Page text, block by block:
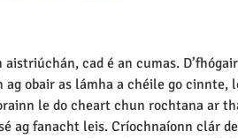
cad é an cumas.
obair as lámha a chéile go
le do cheart chun rochtana ar
ag fanacht leis. Críochnaíonn clár